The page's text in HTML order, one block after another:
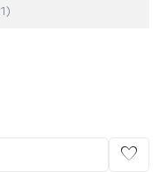
favorite